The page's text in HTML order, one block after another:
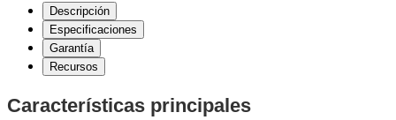
Descripción
Especificaciones
Garantía
Recursos
Características principales